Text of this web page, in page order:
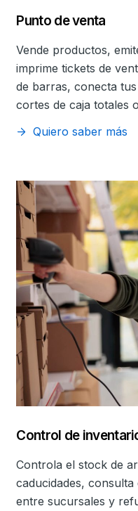
Punto de venta
Vende productos,
imprime tickets de
de barras, conecta
cortes de caja totales
Quiero saber más
Control de
Controla el stock de
caducidades,
entre sucursales y